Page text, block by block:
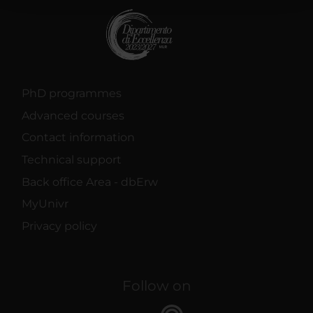
raccolto dal tuo utilizzo dei loro servizi.
PhD programmes
Advanced courses
Contact information
Technical support
Back office Area - dbErw
MyUnivr
Privacy policy
Follow on